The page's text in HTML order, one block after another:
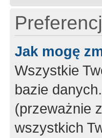
Jak mogę
Wszystkie
bazie
(przeważnie
wszystkich